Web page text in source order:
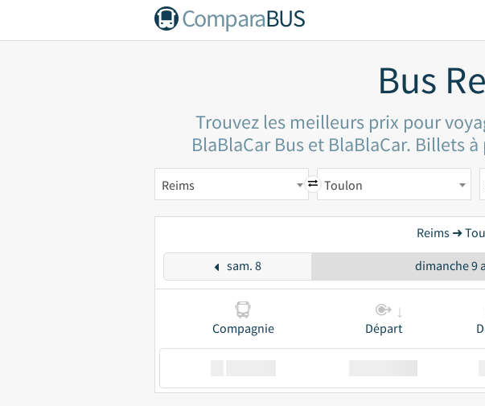
ComparaBUS
Bus
Trouvez les meilleurs prix pour
BlaBlaCar Bus et BlaBlaCar. Billets
Reims Toulon
Reims ➜
sam. 8 dimanche 9
Compagnie Départ